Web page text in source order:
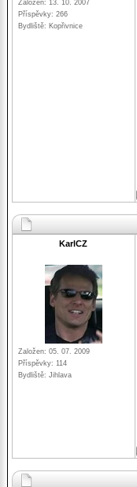
Založen: 13. 10. 2007
Příspěvky: 266
Bydliště: Kopřivnice
KarlCZ
Založen: 05. 07. 2009
Příspěvky: 114
Bydliště: Jihlava